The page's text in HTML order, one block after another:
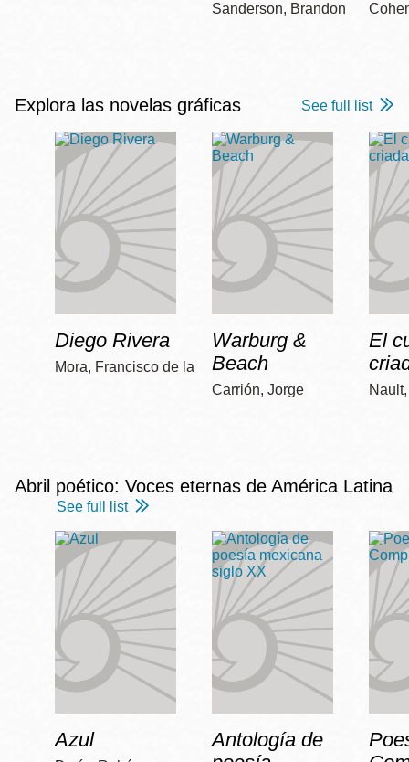
Sanderson, Brandon
Explora las novelas gráficas See full list
Diego Rivera
Mora, Francisco de la
Warburg &
Beach
Carrión, Jorge
El
Abril poético: Voces eternas de América Latina
See full list
Azul
Antología de